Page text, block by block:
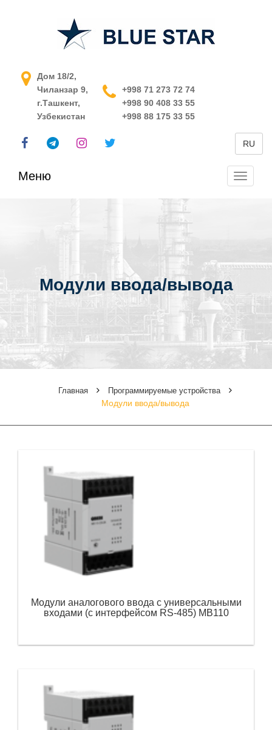
АСУ ТП в Узбекистане
Дом 18/2,
Чиланзар 9,
г.Ташкент,
Узбекистан
+998 71 273 72 74
+998 90 408 33 55
+998 88 175 33 55
RU
Меню
Модули ввода/вывода
Главная Программируемые устройства
Модули ввода/вывода
Модули аналогового ввода с универсальными
входами (с интерфейсом RS-485) МВ110